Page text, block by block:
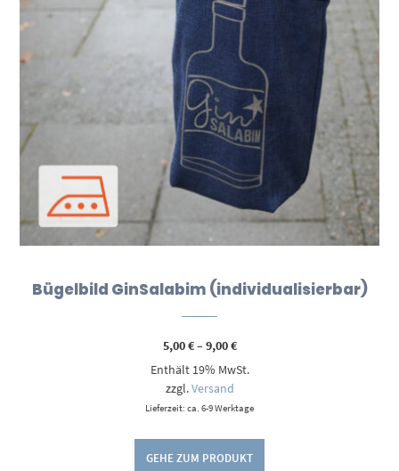
Bügelbild GinSalabim (individualisierbar)
5,00€–9,00€Preisspanne:
bis
Enthält 19% MwSt.
zzgl.Versand
Lieferzeit: ca. 6-9 Werktage
GEHE ZUM PRODUKT